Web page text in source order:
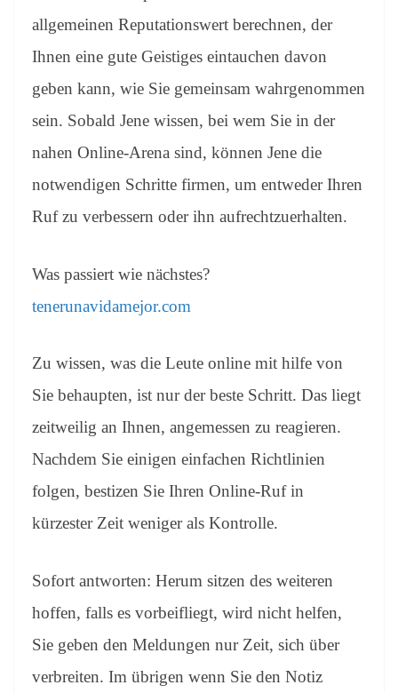
allgemeinen Reputationswert berechnen, der
Ihnen eine gute Geistiges eintauchen davon
geben kann, wie Sie gemeinsam wahrgenommen
sein. Sobald Jene wissen, bei wem Sie in der
nahen Online-Arena sind, können Jene die
notwendigen Schritte firmen, um entweder Ihren
Ruf zu verbessern oder ihn aufrechtzuerhalten.
Was passiert wie nächstes?
tenerunavidamejor.com
Zu wissen, was die Leute online mit hilfe von
Sie behaupten, ist nur der beste Schritt. Das liegt
zeitweilig an Ihnen, angemessen zu reagieren.
Nachdem Sie einigen einfachen Richtlinien
folgen, bestizen Sie Ihren Online-Ruf in
kürzester Zeit weniger als Kontrolle.
Sofort antworten: Herum sitzen des weiteren
hoffen, falls es vorbeifliegt, wird nicht helfen,
Sie geben den Meldungen nur Zeit, sich über
verbreiten. Im übrigen wenn Sie den Notiz